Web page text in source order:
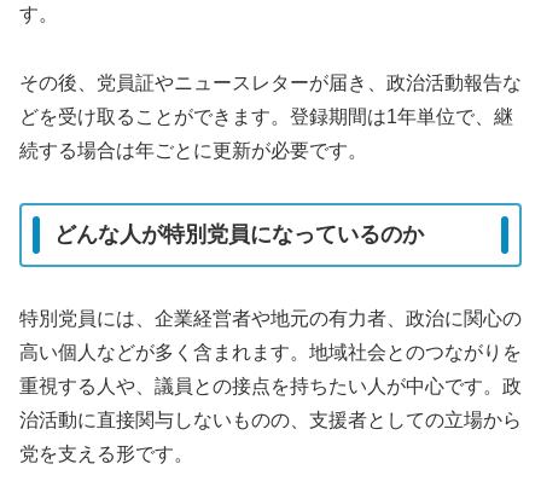
す。
その後、党員証やニュースレターが届き、政治活動報告な
どを受け取ることができます。登録期間は1年単位で、継
続する場合は年ごとに更新が必要です。
どんな人が特別党員になっているのか
特別党員には、企業経営者や地元の有力者、政治に関心の
高い個人などが多く含まれます。地域社会とのつながりを
重視する人や、議員との接点を持ちたい人が中心です。政
治活動に直接関与しないものの、支援者としての立場から
党を支える形です。